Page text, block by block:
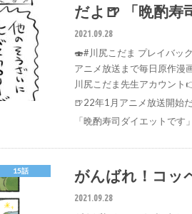
だよ🍺 「晩酌寿
2021.09.28
🍣#川尻こだま プレイバッ
アニメ放送まで毎日原作漫
川尻こだま先生アカウント
🍺22年1月アニメ放送開始
「晩酌寿司ダイエットです」
15話 がんばれ！コッ
2021.09.28